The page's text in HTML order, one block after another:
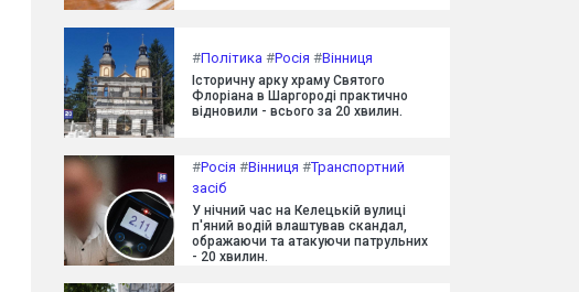
#Політика #Росія #Вінниця
Історичну арку храму Святого
Флоріана в Шаргороді практично
відновили - всього за 20 хвилин.
#Росія #Вінниця #Транспортний
засіб
У нічний час на Келецькій вулиці
п'яний водій влаштував скандал,
ображаючи та атакуючи патрульних
- 20 хвилин.